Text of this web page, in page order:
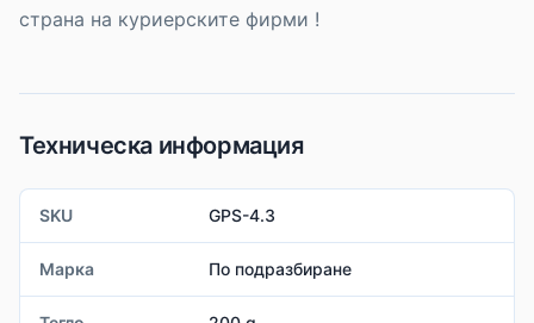
страна на куриерските фирми !
Техническа информация
SKU GPS-4.3
Марка По подразбиране